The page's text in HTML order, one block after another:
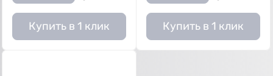
Купить в 1 клик Купить в 1 клик